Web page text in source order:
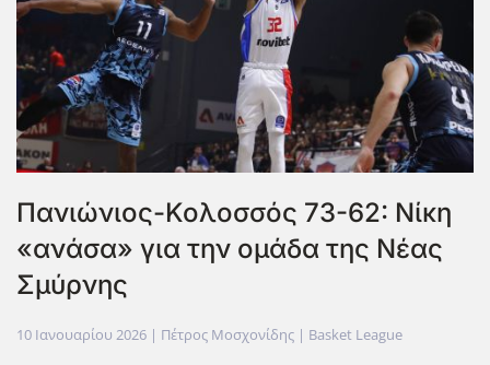
Πανιώνιος-Κολοσσός 73-62: Νίκη
«ανάσα» για την ομάδα της Νέας
Σμύρνης
10 Ιανουαρίου 2026 | Πέτρος Μοσχονίδης | Basket League